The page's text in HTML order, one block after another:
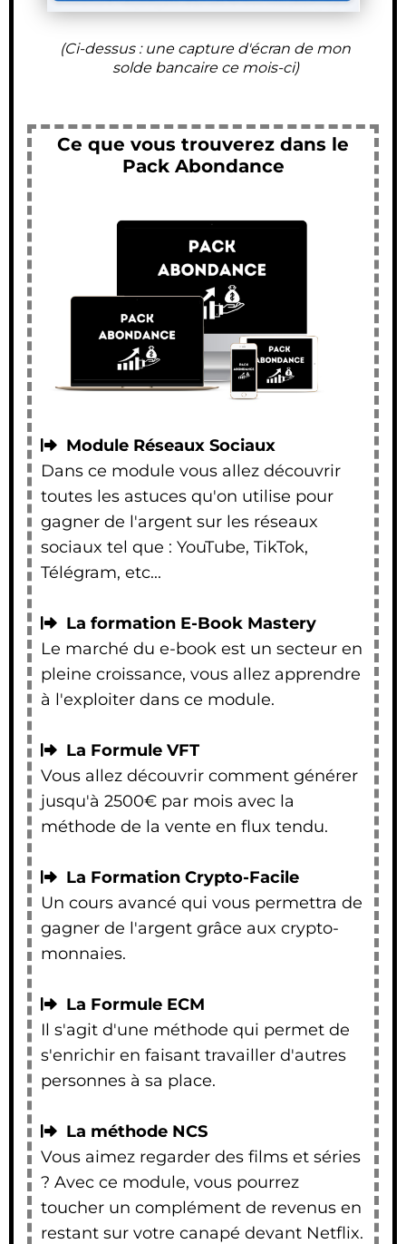
(Ci-dessus : une capture d'écran de mon
solde bancaire ce mois-ci)
Ce que vous trouverez dans le
Pack Abondance
Module Réseaux Sociaux
Dans ce module vous allez découvrir
toutes les astuces qu'on utilise pour
gagner de l'argent sur les réseaux
sociaux tel que : YouTube, TikTok,
Télégram, etc...
La formation E-Book Mastery
Le marché du e-book est un secteur en
pleine croissance, vous allez apprendre
à l'exploiter dans ce module.
La Formule VFT
Vous allez découvrir comment générer
jusqu'à 2500€ par mois avec la
méthode de la vente en flux tendu.
La Formation Crypto-Facile
Un cours avancé qui vous permettra de
gagner de l'argent grâce aux crypto-
monnaies.
La Formule ECM
Il s'agit d'une méthode qui permet de
s'enrichir en faisant travailler d'autres
personnes à sa place.
La méthode NCS
Vous aimez regarder des films et séries
? Avec ce module, vous pourrez
toucher un complément de revenus en
restant sur votre canapé devant Netflix.